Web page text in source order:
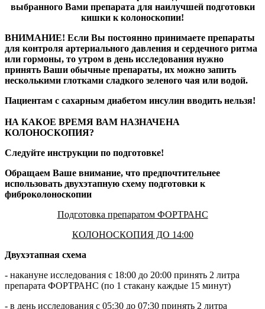
выбранного Вами препарата для наилучшей подготовки
кишки к колоноскопии!
ВНИМАНИЕ! Если Вы постоянно принимаете препараты
для контроля артериального давления и сердечного ритма
или гормоны, то утром в день исследования нужно
принять Ваши обычные препараты, их можно запить
несколькими глотками сладкого зеленого чая или водой.
Пациентам с сахарным диабетом инсулин вводить нельзя!
НА КАКОЕ ВРЕМЯ ВАМ НАЗНАЧЕНА
КОЛОНОСКОПИЯ?
Следуйте инструкции по подготовке!
Обращаем Ваше внимание, что предпочтительнее
использовать двухэтапную схему подготовки к
фиброколоноскопии
Подготовка препаратом ФОРТРАНС
КОЛОНОСКОПИЯ ДО 14:00
Двухэтапная схема
- накануне исследования с 18:00 до 20:00 принять 2 литра
препарата ФОРТРАНС (по 1 стакану каждые 15 минут)
- в день исследования с 05:30 до 07:30 принять 2 литра